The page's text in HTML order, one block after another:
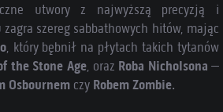
utwory z najwyższą precyzją i
szereg sabbathowych hitów, mając
, który bębnił na płytach takich tytanów
the Stone Age, oraz Roba Nicholsona –
Osbournem czy Robem Zombie.